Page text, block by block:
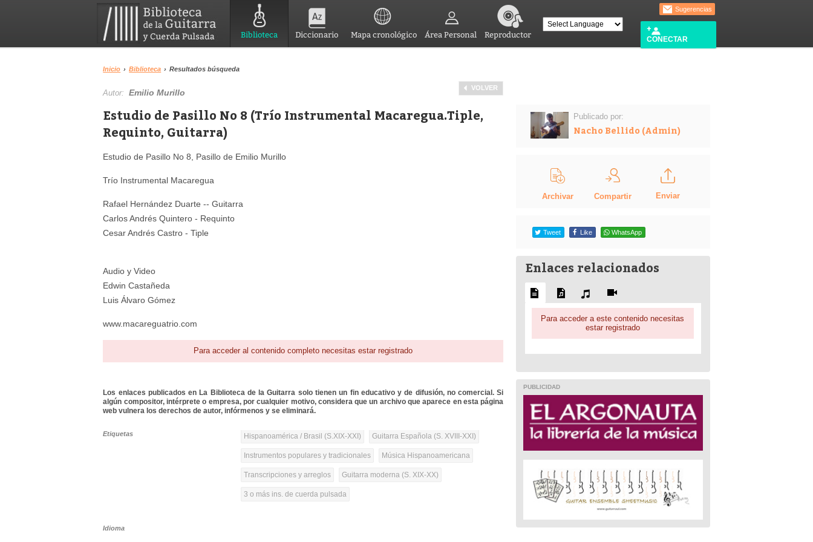
Biblioteca Diccionario Mapa cronológico Área Personal Reproductor
Sugerencias
CONECTAR
Inicio › Biblioteca › Resultados búsqueda
VOLVER
Autor:Emilio Murillo
Estudio de Pasillo No 8 (Trío Instrumental Macaregua.Tiple,
Requinto, Guitarra)
Estudio de Pasillo No 8, Pasillo de Emilio Murillo
Trío Instrumental Macaregua
Rafael Hernández Duarte -- Guitarra
Carlos Andrés Quintero - Requinto
Cesar Andrés Castro - Tiple
Audio y Video
Edwin Castañeda
Luis Álvaro Gómez
www.macareguatrio.com
Para acceder al contenido completo necesitas estar registrado
Los enlaces publicados en La Biblioteca de la Guitarra solo tienen un fin educativo y de difusión, no comercial. Si
algún compositor, intérprete o empresa, por cualquier motivo, considera que un archivo que aparece en esta página
web vulnera los derechos de autor, infórmenos y se eliminará.
Etiquetas Hispanoamérica / Brasil (S.XIX-XXI) Guitarra Española (S. XVIII-XXI)
Instrumentos populares y tradicionales Música Hispanoamericana
Transcripciones y arreglos Guitarra moderna (S. XIX-XX)
3 o más ins. de cuerda pulsada
Idioma
Publicado por:
Nacho Bellido (Admin)
Archivar Compartir Enviar
Tweet Like WhatsApp
Enlaces relacionados
Para acceder a este contenido necesitas
estar registrado
PUBLICIDAD